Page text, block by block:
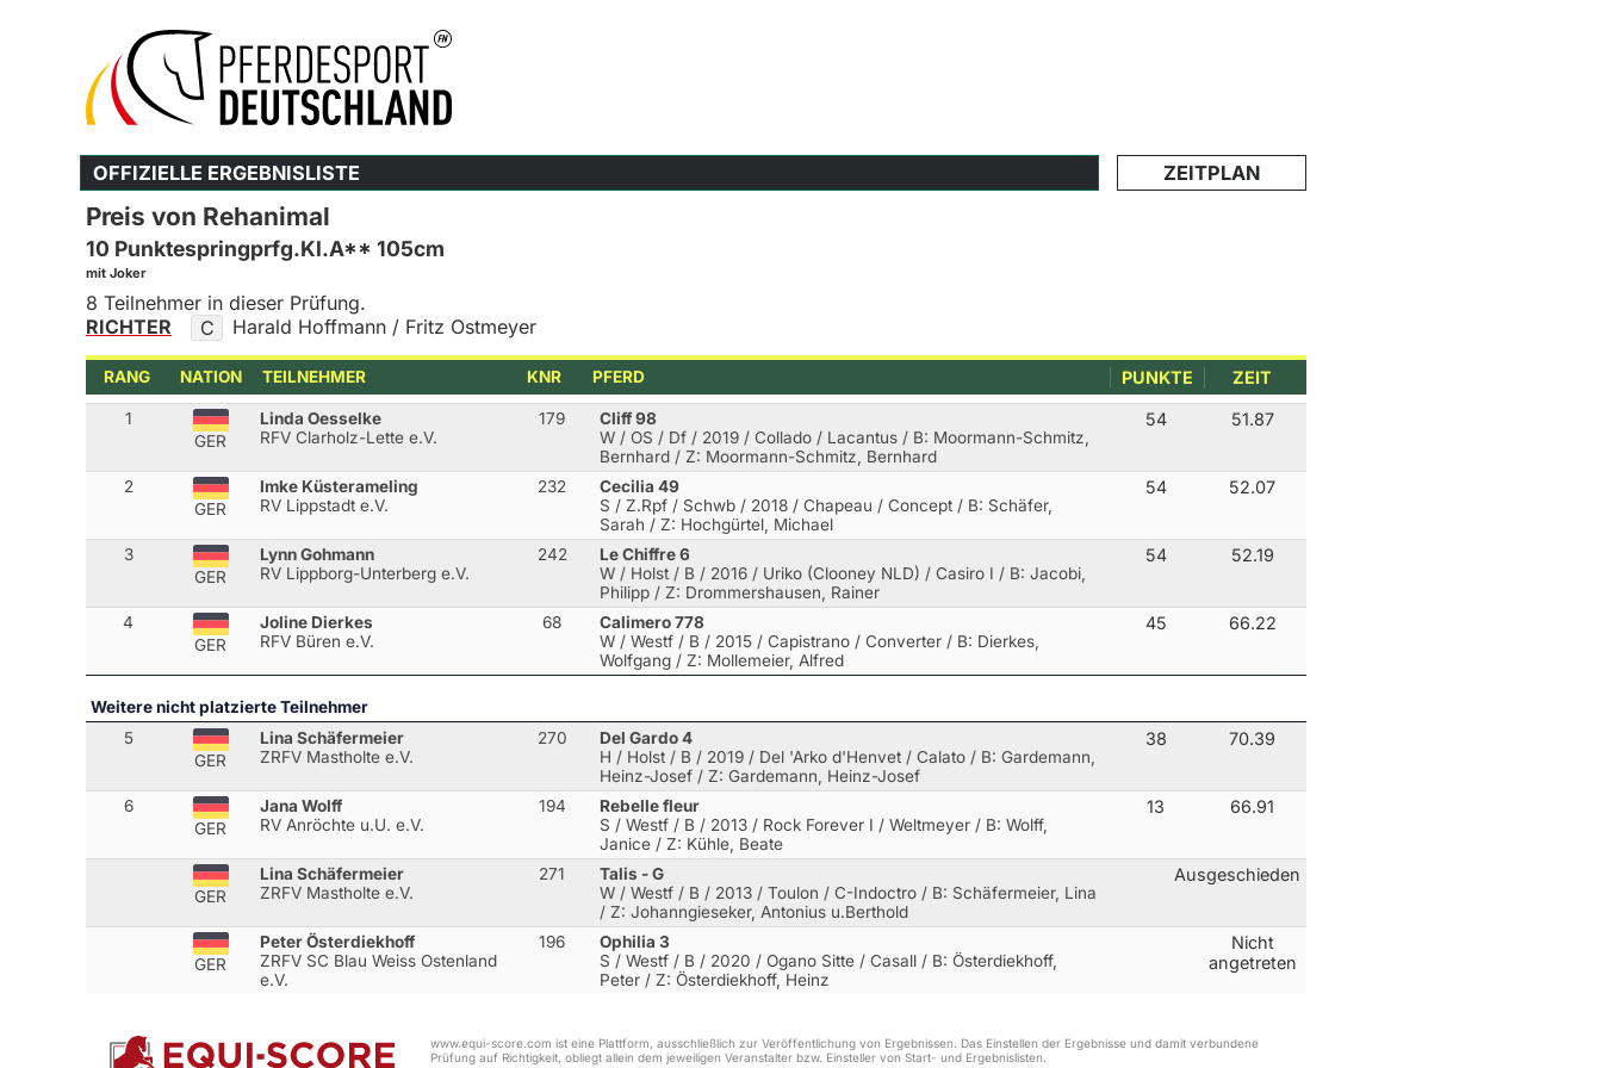
OFFIZIELLE ERGEBNISLISTE ZEITPLAN
Preis von Rehanimal
10 Punktespringprfg.Kl.A** 105cm
mit Joker
8 Teilnehmer in dieser Prüfung.
RICHTER
C Harald Hoffmann / Fritz Ostmeyer
RANG NATION TEILNEHMER KNR PFERD PUNKTE ZEIT
1
GER
Linda Oesselke
RFV Clarholz-Lette e.V.
179
Cliff 98
W / OS / Df / 2019 / Collado / Lacantus/ B: Moormann-Schmitz,
Bernhard / Z: Moormann-Schmitz, Bernhard
54 51.87
2
GER
Imke Küsterameling
RV Lippstadt e.V.
232
Cecilia 49
S / Z.Rpf / Schwb / 2018 / Chapeau / Concept/ B: Schäfer,
Sarah / Z: Hochgürtel, Michael
54 52.07
3
GER
Lynn Gohmann
RV Lippborg-Unterberg e.V.
242
Le Chiffre 6
W / Holst / B / 2016 / Uriko (Clooney NLD) / Casiro I / B: Jacobi,
Philipp / Z: Drommershausen, Rainer
54 52.19
4
GER
Joline Dierkes
RFV Büren e.V.
68
Calimero 778
W / Westf / B / 2015 / Capistrano / Converter/ B: Dierkes,
Wolfgang / Z: Mollemeier, Alfred
45 66.22
Weitere nicht platzierte Teilnehmer
5
GER
Lina Schäfermeier
ZRFV Mastholte e.V.
270
Del Gardo 4
H / Holst / B / 2019 / Del 'Arko d'Henvet / Calato/ B: Gardemann,
Heinz-Josef / Z: Gardemann, Heinz-Josef
38 70.39
6
GER
Jana Wolff
RV Anröchte u.U. e.V.
194
Rebelle fleur
S / Westf / B / 2013 / Rock Forever I / Weltmeyer/ B: Wolff,
Janice / Z: Kühle, Beate
13 66.91
GER
Lina Schäfermeier
ZRFV Mastholte e.V.
271
Talis - G
W / Westf / B / 2013 / Toulon / C-Indoctro/ B: Schäfermeier, Lina
/ Z: Johanngieseker, Antonius u.Berthold
Ausgeschieden
GER
Peter Österdiekhoff
ZRFV SC Blau Weiss Ostenland
e.V.
196
Ophilia 3
S / Westf / B / 2020 / Ogano Sitte / Casall/ B: Österdiekhoff,
Peter / Z: Österdiekhoff, Heinz
Nicht
angetreten
www.equi-score.com ist eine Plattform, ausschließlich zur Veröffentlichung von Ergebnissen. Das Einstellen der Ergebnisse und damit verbundene
Prüfung auf Richtigkeit, obliegt allein dem jeweiligen Veranstalter bzw. Einsteller von Start- und Ergebnislisten.